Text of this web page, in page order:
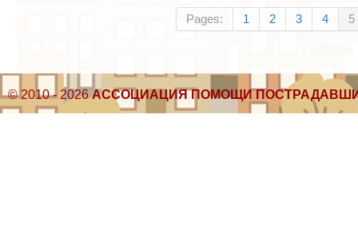
Pages: 1 2 3 4 5
© 2010 - 2026АССОЦИАЦИЯ ПОМОЩИ